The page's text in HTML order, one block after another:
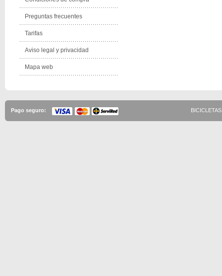
Preguntas frecuentes
Tarifas
Aviso legal y privacidad
Mapa web
Pago seguro: